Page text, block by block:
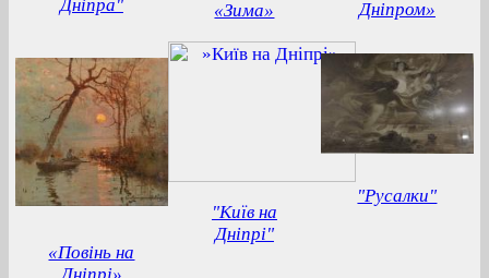
Дніпра"
«Зима»
Дніпром»
«Повінь на
"Київ на
Дніпрі"
"Русалки"